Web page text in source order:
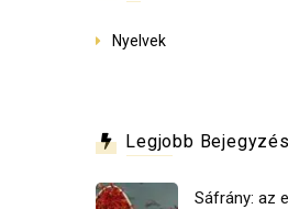
Nyelvek
Legjobb
Sáfrány: az